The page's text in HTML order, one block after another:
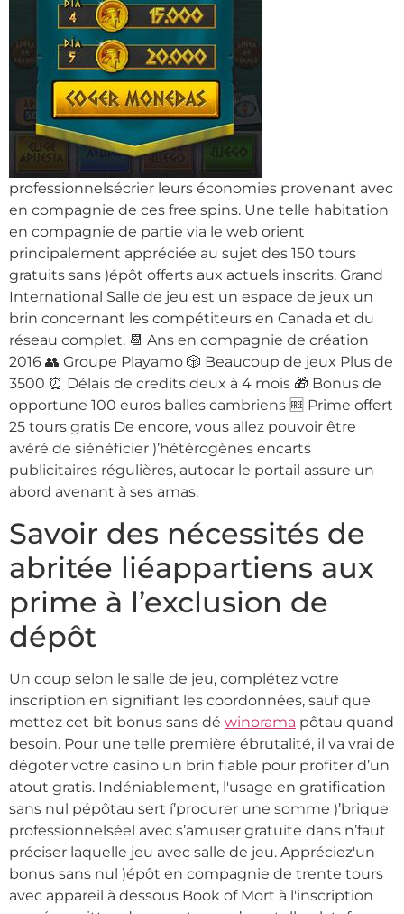
professionnelsécrier leurs économies provenant avec
en compagnie de ces free spins. Une telle habitation
en compagnie de partie via le web orient
principalement appréciée au sujet des 150 tours
gratuits sans )épôt offerts aux actuels inscrits. Grand
International Salle de jeu est un espace de jeux un
brin concernant les compétiteurs en Canada et du
réseau complet. 📆 Ans en compagnie de création
2016 👥 Groupe Playamo 🎲 Beaucoup de jeux Plus de
3500 ⏰ Délais de credits deux à 4 mois 🎁 Bonus de
opportune 100 euros balles cambriens 🆓 Prime offert
25 tours gratis De encore, vous allez pouvoir être
avéré de siénéficier )’hétérogènes encarts
publicitaires régulières, autocar le portail assure un
abord avenant à ses amas.
Savoir des nécessités de
abritée liéappartiens aux
prime à l’exclusion de
dépôt
Un coup selon le salle de jeu, complétez votre
inscription en signifiant les coordonnées, sauf que
mettez cet bit bonus sans dé winorama pôtau quand
besoin. Pour une telle première ébrutalité, il va vrai de
dégoter votre casino un brin fiable pour profiter d’un
atout gratis. Indéniablement, l'usage en gratification
sans nul pépôtau sert í’procurer une somme )’brique
professionnelséel avec s’amuser gratuite dans n’faut
préciser laquelle jeu avec salle de jeu. Appréciez'un
bonus sans nul )épôt en compagnie de trente tours
avec appareil à dessous Book of Mort à l'inscription